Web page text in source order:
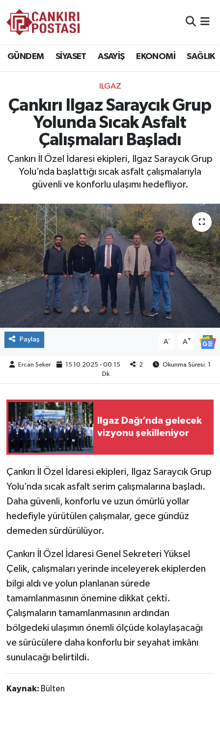
GÜNDEM SİYASET ASAYİŞ EKONOMİ SAĞLIK
ILGAZ
Çankırı Ilgaz Saraycık Grup
Yolunda Sıcak Asfalt
Çalışmaları Başladı
Çankırı İl Özel İdaresi ekipleri, Ilgaz Saraycık Grup
Yolu’nda başlattığı sıcak asfalt çalışmalarıyla
güvenli ve konforlu ulaşımı hedefliyor.
Paylaş A- A+
Ercan Şeker 15.10.2025 - 00:15 2
Okunma Süresi: 1
Dk
Ilgaz Dağı’nda gelecek
vizyonu şekilleniyor
Çankırı İl Özel İdaresi ekipleri, Ilgaz Saraycık Grup
Yolu’nda sıcak asfalt serim çalışmalarına başladı.
Daha güvenli, konforlu ve uzun ömürlü yollar
hedefiyle yürütülen çalışmalar, gece gündüz
demeden sürdürülüyor.
Çankırı İl Özel İdaresi Genel Sekreteri Yüksel
Çelik, çalışmaları yerinde inceleyerek ekiplerden
bilgi aldı ve yolun planlanan sürede
tamamlanmasının önemine dikkat çekti.
Çalışmaların tamamlanmasının ardından
bölgedeki ulaşımın önemli ölçüde kolaylaşacağı
ve sürücülere daha konforlu bir seyahat imkânı
sunulacağı belirtildi.
Kaynak: Bülten
EKONOMİ
SAĞLIK
SPOR
EĞİTİM
YAŞAM
ÇEVRE
İLÇELER
RESMİ İLANLAR
KÜLTÜR
TURİZM
MAGAZİN
BİLİM&TEKNOLOJİ
BÖLGE
DÜNYA
Trafik Durumu
Süper Lig Puan Durumu ve Fikstür
Tüm Manşetler
Son Dakika Haberleri
Haber Arşivi